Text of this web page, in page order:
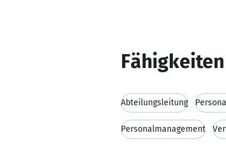
Abteilungsleitung
Personalmanagement